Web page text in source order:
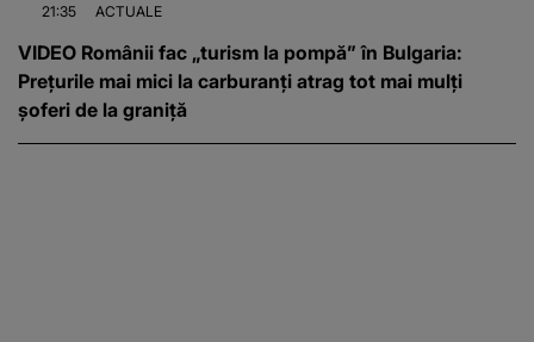
21:35 ACTUALE
VIDEO Românii fac „turism la pompă” în Bulgaria:
Prețurile mai mici la carburanți atrag tot mai mulți
șoferi de la graniță